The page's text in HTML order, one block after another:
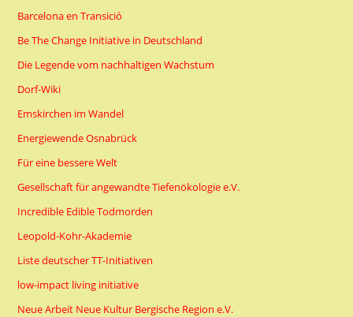
Barcelona en Transició
Be The Change Initiative in Deutschland
Die Legende vom nachhaltigen Wachstum
Dorf-Wiki
Emskirchen im Wandel
Energiewende Osnabrück
Für eine bessere Welt
Gesellschaft für angewandte Tiefenökologie e.V.
Incredible Edible Todmorden
Leopold-Kohr-Akademie
Liste deutscher TT-Initiativen
low-impact living initiative
Neue Arbeit Neue Kultur Bergische Region e.V.